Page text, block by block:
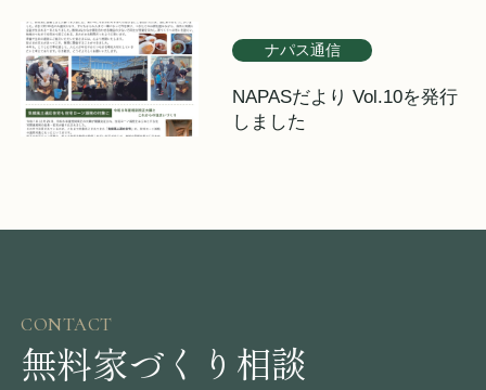
ナパス通信
NAPASだより Vol.10を発行
しました
CONTACT
無料家づくり相談